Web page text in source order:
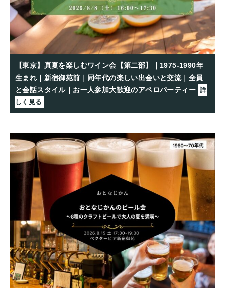
【東京】真夏を楽しむワイン会【第二部】｜1975-1990年
生まれ｜新宿御苑前｜同年代の楽しい出会いと交流｜全員
と会話スタイル｜お一人参加大歓迎のアペロパーティー 詳
しく見る